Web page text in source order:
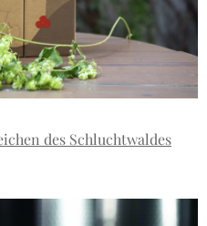
des Schluchtwaldes